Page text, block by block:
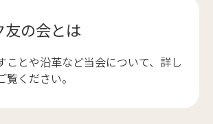
友の会とは
ことや沿革など当会について、詳し
ください。